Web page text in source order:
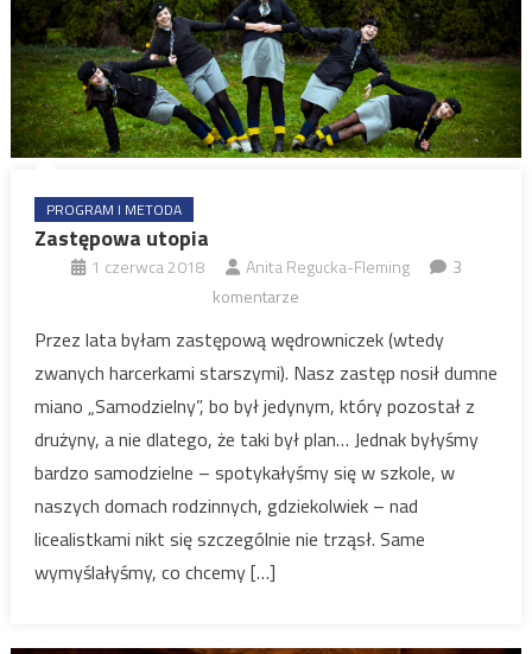
PROGRAM I METODA
Zastępowa utopia
1 czerwca 2018 Anita Regucka-Fleming
3
komentarze
Przez lata byłam zastępową wędrowniczek (wtedy
zwanych harcerkami starszymi). Nasz zastęp nosił dumne
miano „Samodzielny”, bo był jedynym, który pozostał z
drużyny, a nie dlatego, że taki był plan… Jednak byłyśmy
bardzo samodzielne – spotykałyśmy się w szkole, w
naszych domach rodzinnych, gdziekolwiek – nad
licealistkami nikt się szczególnie nie trząsł. Same
wymyślałyśmy, co chcemy […]